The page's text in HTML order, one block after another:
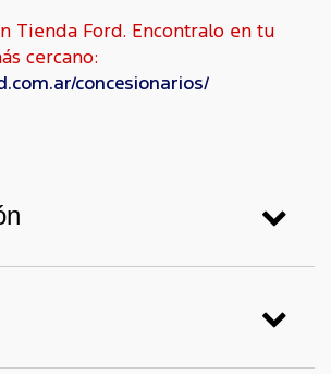
Tienda Ford. Encontralo en tu
cercano:
concesionarios/